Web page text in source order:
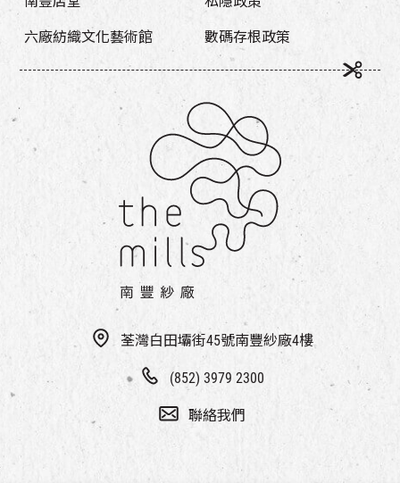
荃灣白田壩街45號南豐紗廠4樓
(852) 3979 2300
聯絡我們
六廠紡織文化藝術館 數碼存根政策